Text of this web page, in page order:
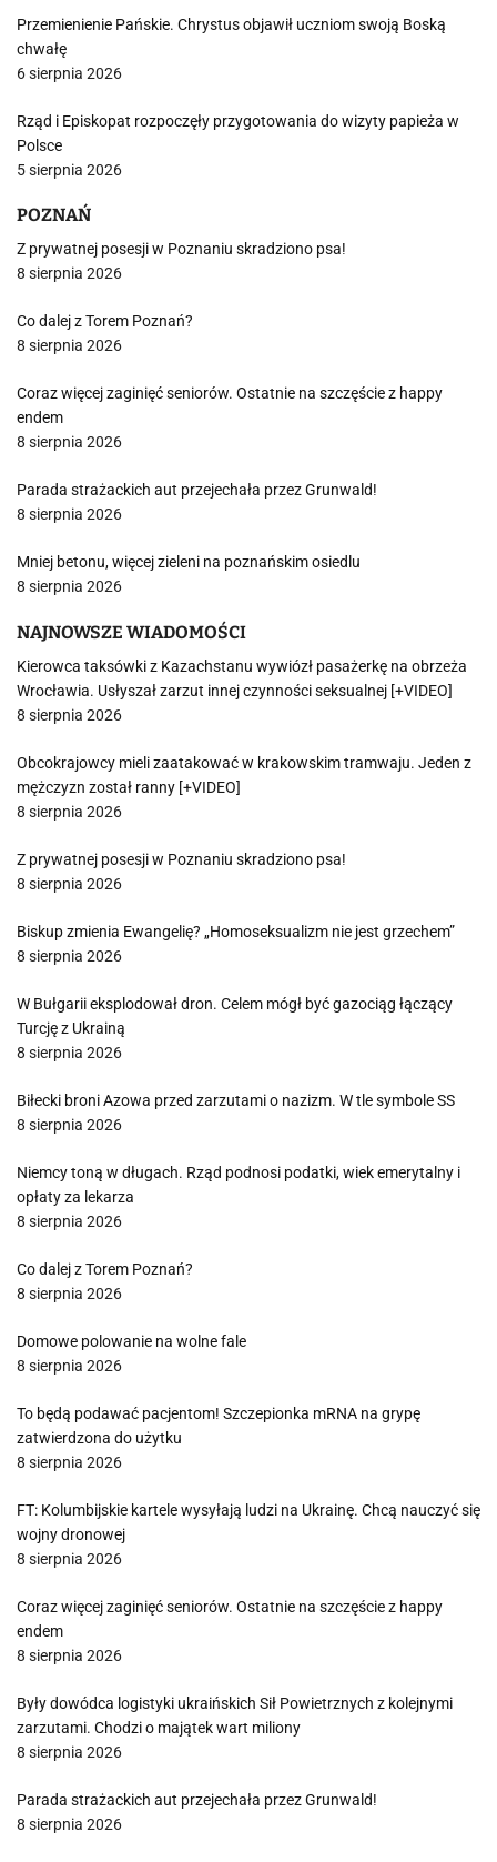
Przemienienie Pańskie. Chrystus objawił uczniom swoją Boską
chwałę
6 sierpnia 2026
Rząd i Episkopat rozpoczęły przygotowania do wizyty papieża w
Polsce
5 sierpnia 2026
POZNAŃ
Z prywatnej posesji w Poznaniu skradziono psa!
8 sierpnia 2026
Co dalej z Torem Poznań?
8 sierpnia 2026
Coraz więcej zaginięć seniorów. Ostatnie na szczęście z happy
endem
8 sierpnia 2026
Parada strażackich aut przejechała przez Grunwald!
8 sierpnia 2026
Mniej betonu, więcej zieleni na poznańskim osiedlu
8 sierpnia 2026
NAJNOWSZE WIADOMOŚCI
Kierowca taksówki z Kazachstanu wywiózł pasażerkę na obrzeża
Wrocławia. Usłyszał zarzut innej czynności seksualnej [+VIDEO]
8 sierpnia 2026
Obcokrajowcy mieli zaatakować w krakowskim tramwaju. Jeden z
mężczyzn został ranny [+VIDEO]
8 sierpnia 2026
Z prywatnej posesji w Poznaniu skradziono psa!
8 sierpnia 2026
Biskup zmienia Ewangelię? „Homoseksualizm nie jest grzechem”
8 sierpnia 2026
W Bułgarii eksplodował dron. Celem mógł być gazociąg łączący
Turcję z Ukrainą
8 sierpnia 2026
Biłecki broni Azowa przed zarzutami o nazizm. W tle symbole SS
8 sierpnia 2026
Niemcy toną w długach. Rząd podnosi podatki, wiek emerytalny i
opłaty za lekarza
8 sierpnia 2026
Co dalej z Torem Poznań?
8 sierpnia 2026
Domowe polowanie na wolne fale
8 sierpnia 2026
To będą podawać pacjentom! Szczepionka mRNA na grypę
zatwierdzona do użytku
8 sierpnia 2026
FT: Kolumbijskie kartele wysyłają ludzi na Ukrainę. Chcą nauczyć się
wojny dronowej
8 sierpnia 2026
Coraz więcej zaginięć seniorów. Ostatnie na szczęście z happy
endem
8 sierpnia 2026
Były dowódca logistyki ukraińskich Sił Powietrznych z kolejnymi
zarzutami. Chodzi o majątek wart miliony
8 sierpnia 2026
Parada strażackich aut przejechała przez Grunwald!
8 sierpnia 2026